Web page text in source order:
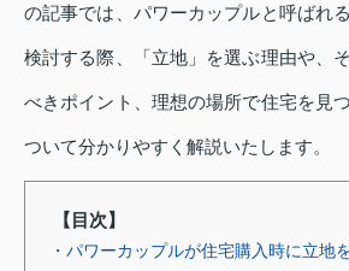
の記事では、パワーカップルと呼ばれ
検討する際、「立地」を選ぶ理由や、
べきポイント、理想の場所で住宅を見
ついて分かりやすく解説いたします。
【目次】
・パワーカップルが住宅購入時に立地